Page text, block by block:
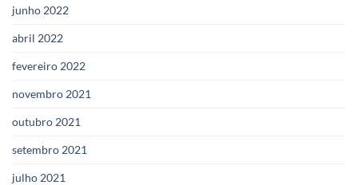
junho 2022
abril 2022
fevereiro 2022
novembro 2021
outubro 2021
setembro 2021
julho 2021